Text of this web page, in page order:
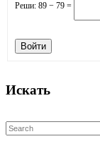
Реши: 89 − 79 =
Войти
Искать